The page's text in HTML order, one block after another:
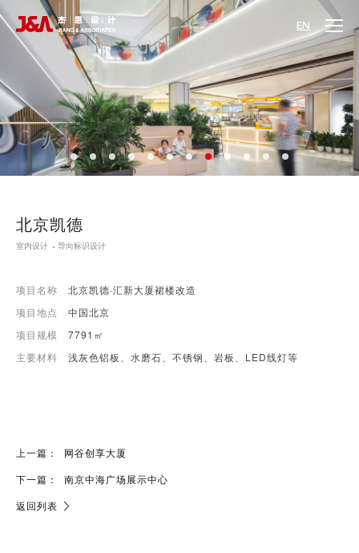
EN
北京凯德
室内设计 导向标识设计
项目名称
北京凯德·汇新大厦裙楼改造
项目地点
中国北京
项目规模
7791㎡
主要材料
浅灰色铝板、水磨石、不锈钢、岩板、LED线灯等
上一篇：
网谷创享大厦
下一篇：
南京中海广场展示中心
返回列表